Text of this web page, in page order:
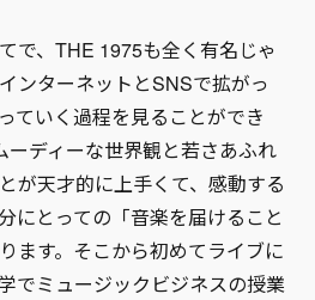
で、THE 1975も全く有名じゃ
ンターネットとSNSで拡がっ
ていく過程を見ることができ
ディーな世界観と若さあふれ
が天才的に上手くて、感動する
にとっての「音楽を届けること
ます。そこから初めてライブに
でミュージックビジネスの授業